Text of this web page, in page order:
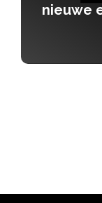
nieuwe